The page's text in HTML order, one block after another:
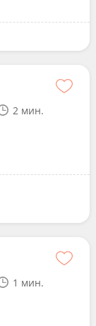
2 мин.
1 мин.